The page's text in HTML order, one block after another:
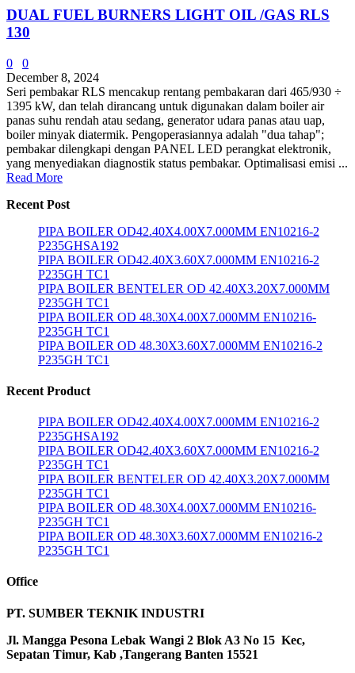
DUAL FUEL BURNERS LIGHT OIL /GAS RLS
130
0
0
December 8, 2024
Seri pembakar RLS mencakup rentang pembakaran dari 465/930 ÷
1395 kW, dan telah dirancang untuk digunakan dalam boiler air
panas suhu rendah atau sedang, generator udara panas atau uap,
boiler minyak diatermik. Pengoperasiannya adalah "dua tahap";
pembakar dilengkapi dengan PANEL LED perangkat elektronik,
yang menyediakan diagnostik status pembakar. Optimalisasi emisi ...
Read More
Recent Post
PIPA BOILER OD42.40X4.00X7.000MM EN10216-2
P235GHSA192
PIPA BOILER OD42.40X3.60X7.000MM EN10216-2
P235GH TC1
PIPA BOILER BENTELER OD 42.40X3.20X7.000MM
P235GH TC1
PIPA BOILER OD 48.30X4.00X7.000MM EN10216-
P235GH TC1
PIPA BOILER OD 48.30X3.60X7.000MM EN10216-2
P235GH TC1
Recent Product
PIPA BOILER OD42.40X4.00X7.000MM EN10216-2
P235GHSA192
PIPA BOILER OD42.40X3.60X7.000MM EN10216-2
P235GH TC1
PIPA BOILER BENTELER OD 42.40X3.20X7.000MM
P235GH TC1
PIPA BOILER OD 48.30X4.00X7.000MM EN10216-
P235GH TC1
PIPA BOILER OD 48.30X3.60X7.000MM EN10216-2
P235GH TC1
Office
PT. SUMBER TEKNIK INDUSTRI
Jl. Mangga Pesona Lebak Wangi 2 Blok A3 No 15 Kec,
Sepatan Timur, Kab ,Tangerang Banten 15521